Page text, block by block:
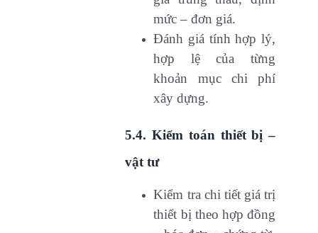
mức – đơn giá.
Đánh giá tính hợp lý,
hợp lệ của từng
khoản mục chi phí
xây dựng.
5.4. Kiểm toán thiết bị –
vật tư
Kiểm tra chi tiết giá trị
thiết bị theo hợp đồng